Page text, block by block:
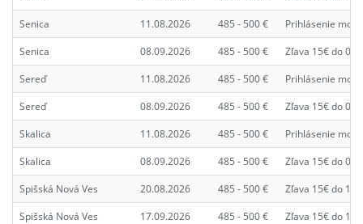
Senica
11.08.2026 485 - 500 €
Prihlásenie
Senica
08.09.2026 485 - 500 €
Zľava 15€ do
Sereď
11.08.2026 485 - 500 €
Prihlásenie
Sereď
08.09.2026 485 - 500 €
Zľava 15€ do
Skalica
11.08.2026 485 - 500 €
Prihlásenie
Skalica
08.09.2026 485 - 500 €
Zľava 15€ do
Spišská Nová Ves
20.08.2026 485 - 500 €
Zľava 15€ do
Spišská Nová Ves
17.09.2026 485 - 500 €
Zľava 15€ do